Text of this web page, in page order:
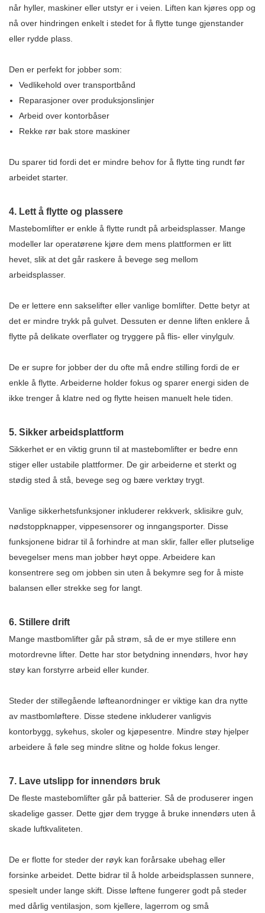
når hyller, maskiner eller utstyr er i veien. Liften kan kjøres opp og
nå over hindringen enkelt i stedet for å flytte tunge gjenstander
eller rydde plass.
Den er perfekt for jobber som:
Vedlikehold over transportbånd
Reparasjoner over produksjonslinjer
Arbeid over kontorbåser
Rekke rør bak store maskiner
Du sparer tid fordi det er mindre behov for å flytte ting rundt før
arbeidet starter.
4. Lett å flytte og plassere
Mastebomlifter er enkle å flytte rundt på arbeidsplasser. Mange
modeller lar operatørene kjøre dem mens plattformen er litt
hevet, slik at det går raskere å bevege seg mellom
arbeidsplasser.
De er lettere enn sakselifter eller vanlige bomlifter. Dette betyr at
det er mindre trykk på gulvet. Dessuten er denne liften enklere å
flytte på delikate overflater og tryggere på flis- eller vinylgulv.
De er supre for jobber der du ofte må endre stilling fordi de er
enkle å flytte. Arbeiderne holder fokus og sparer energi siden de
ikke trenger å klatre ned og flytte heisen manuelt hele tiden.
5. Sikker arbeidsplattform
Sikkerhet er en viktig grunn til at mastebomlifter er bedre enn
stiger eller ustabile plattformer. De gir arbeiderne et sterkt og
stødig sted å stå, bevege seg og bære verktøy trygt.
Vanlige sikkerhetsfunksjoner inkluderer rekkverk, sklisikre gulv,
nødstoppknapper, vippesensorer og inngangsporter. Disse
funksjonene bidrar til å forhindre at man sklir, faller eller plutselige
bevegelser mens man jobber høyt oppe. Arbeidere kan
konsentrere seg om jobben sin uten å bekymre seg for å miste
balansen eller strekke seg for langt.
6. Stillere drift
Mange mastbomlifter går på strøm, så de er mye stillere enn
motordrevne lifter. Dette har stor betydning innendørs, hvor høy
støy kan forstyrre arbeid eller kunder.
Steder der stillegående løfteanordninger er viktige kan dra nytte
av mastbomløftere. Disse stedene inkluderer vanligvis
kontorbygg, sykehus, skoler og kjøpesentre. Mindre støy hjelper
arbeidere å føle seg mindre slitne og holde fokus lenger.
7. Lave utslipp for innendørs bruk
De fleste mastebomlifter går på batterier. Så de produserer ingen
skadelige gasser. Dette gjør dem trygge å bruke innendørs uten å
skade luftkvaliteten.
De er flotte for steder der røyk kan forårsake ubehag eller
forsinke arbeidet. Dette bidrar til å holde arbeidsplassen sunnere,
spesielt under lange skift. Disse løftene fungerer godt på steder
med dårlig ventilasjon, som kjellere, lagerrom og små